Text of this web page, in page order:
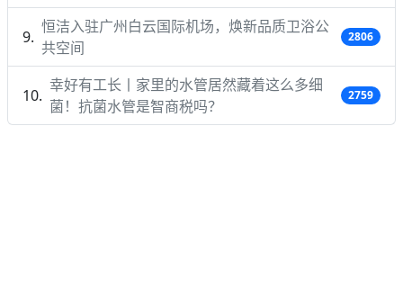
恒洁入驻广州白云国际机场，焕新品质卫浴公
共空间
2806
幸好有工长丨家里的水管居然藏着这么多细
菌！抗菌水管是智商税吗？
2759